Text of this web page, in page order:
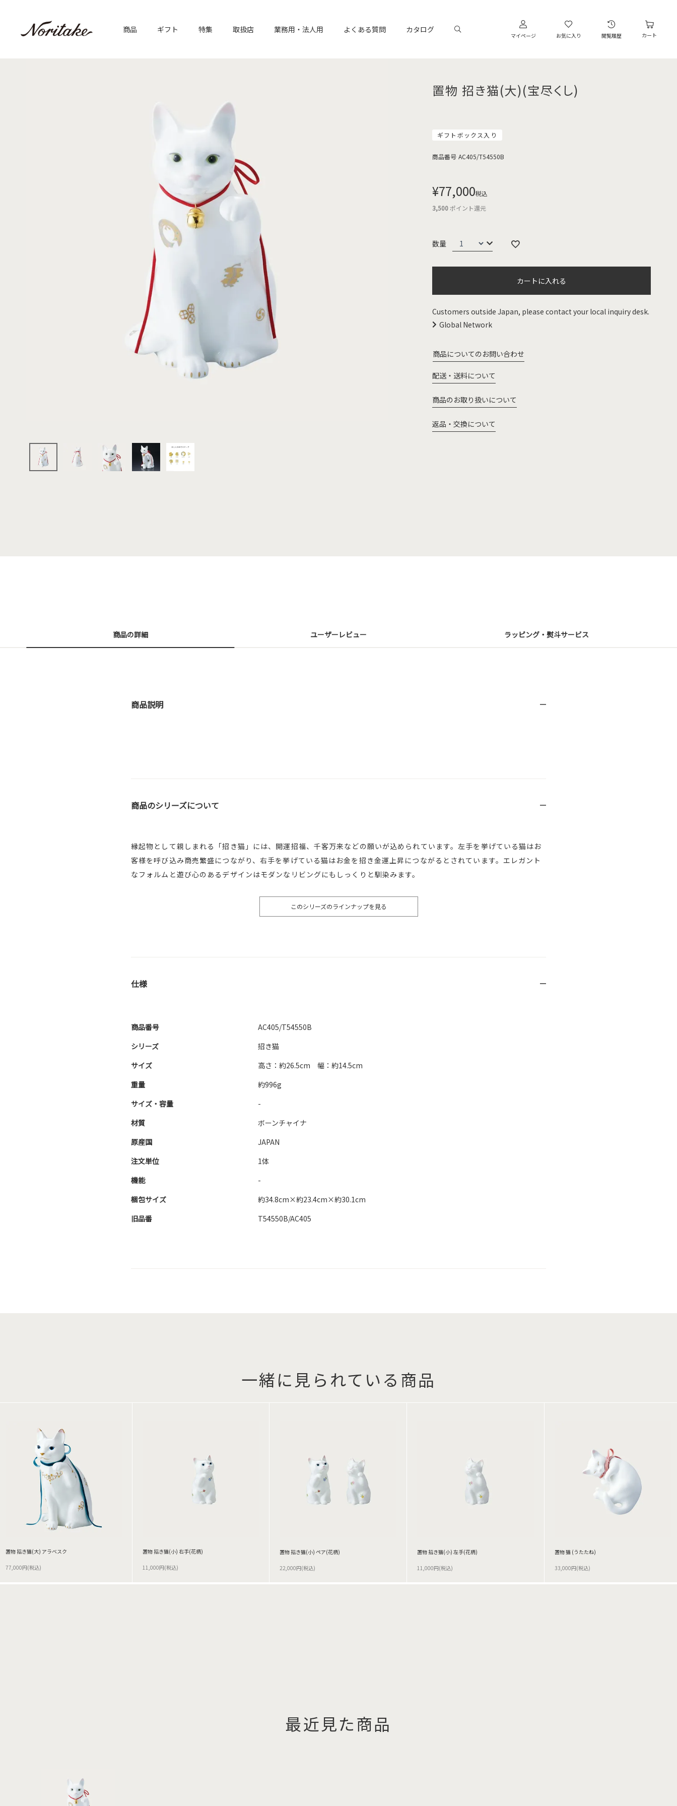
商品 ギフト 特集 取扱店 業務用・法人用 よくある質問 カタログ
マイページ お気に入り 閲覧履歴 カート
置物 招き猫(大)(宝尽くし)
ギフトボックス入り
商品番号 AC405/T54550B
¥77,000税込
3,500ポイント還元
カートに入れる
Customers outside Japan, please contact your local inquiry desk.
Global Network
商品についてのお問い合わせ
配送・送料について
商品のお取り扱いについて
返品・交換について
商品の詳細 ユーザーレビュー ラッピング・熨斗サービス
商品説明
商品のシリーズについて
縁起物として親しまれる「招き猫」には、開運招福、千客万来などの願いが込められています。左手を挙げている猫はお
客様を呼び込み商売繁盛につながり、右手を挙げている猫はお金を招き金運上昇につながるとされています。エレガント
なフォルムと遊び心のあるデザインはモダンなリビングにもしっくりと馴染みます。
このシリーズのラインナップを見る
仕様
商品番号
AC405/T54550B
シリーズ
招き猫
サイズ
高さ：約26.5cm 幅：約14.5cm
重量
約996g
サイズ・容量
-
材質
ボーンチャイナ
原産国
JAPAN
注文単位
1体
機能
-
梱包サイズ
約34.8cm×約23.4cm×約30.1cm
旧品番
T54550B/AC405
一緒に見られている商品
置物 招き猫(大) アラベスク
77,000円(税込)
置物 招き猫(小) 右手(花柄)
11,000円(税込)
置物 招き猫(小) ペア(花柄)
22,000円(税込)
置物 招き猫(小) 左手(花柄)
11,000円(税込)
置物 猫 (うたたね)
33,000円(税込)
最近見た商品